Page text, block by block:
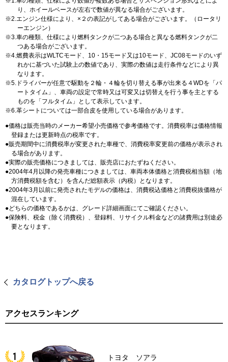
り、ホイールベースが左右で数値が異なる場合がございます。
2.エンジン仕様により、×２の表記がしてある場合がございます。（ロータリ
ーエンジン）
3.車の種類、仕様により燃料タンクが二つある場合と異なる燃料タンクが二
つある場合がございます。
4.燃費表示はWLTCモード、10・15モード又は10モード、JC08モードのいず
れかに基づいた試験上の数値であり、実際の数値は走行条件などにより異
なります。
5.ドライバーが任意で駆動を２輪・４輪を切り替える事が出来る４WDを「パ
ートタイム」、車両の設定で常時又は可変又は切替えを行う事を主とする
ものを「フルタイム」として表示しています。
6.革シートについては一部合皮を使用している場合があります。
価格は販売当時のメーカー希望小売価格で参考価格です。消費税率は価格情報
登録または更新時点の税率です。
販売期間中に消費税率が変更された車種で、消費税率変更前の価格が表示され
る場合があります。
実際の販売価格につきましては、販売店におたずねください。
2004年4月以降の発売車種につきましては、車両本体価格と消費税相当額（地
方消費税額を含む）を含んだ総額表示（内税）となります。
2004年3月以前に発売されたモデルの価格は、消費税込価格と消費税抜価格が
混在しています。
どちらの価格であるかは、グレード詳細画面にてご確認ください。
保険料、税金（除く消費税）、登録料、リサイクル料金などの諸費用は別途必
要となります。
カタログトップへ戻る
アクセスランキング
トヨタ ソアラ